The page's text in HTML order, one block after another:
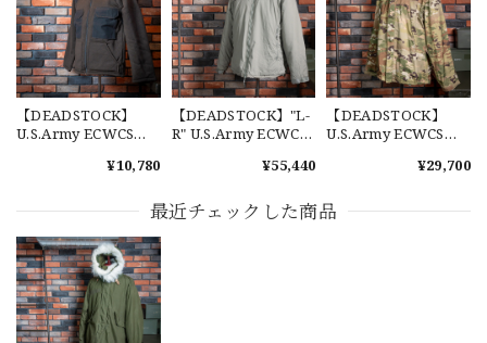
【W36】POLO by Ralph Lauren POLO CHINO ポロチノ ラルフローレン ユーズド ショーツ ショートパンツ No.30
2026/07/17
DSA
2026/07/16
なかなか見つからないこの色味が本当に好きです！ありがと
うございました！
【DEADSTOCK】
U.S.Army ECWCS
カ軍 ベアージャケッ
¥10,780
【DEADSTOCK】"L-
R" U.S.Army ECWCS
物 アメリカ軍 エクワ
ックス レベル7 デッ
¥55,440
【DEADSTOCK】
U.S.Army ECWCS
GORE-TEX Jacket
品 アメリカ軍 デッド
ストック スコーピオ
¥29,700
最近チェックした商品